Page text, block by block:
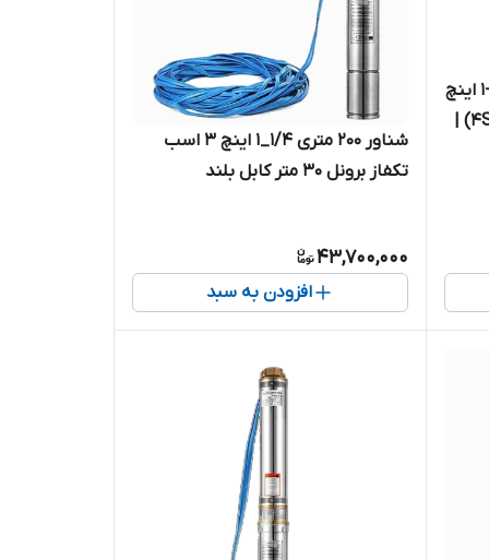
شناور کامل استیل ۷۳ متری 1/4-1 اینچ
استریم ۱ اسب تکفاز 4SDM4/10(IR) |
شناور ۲۰۰ متری ۱/۴_۱ اینچ ۳ اسب
تکفاز برونل ۳۰ متر کابل بلند
43,700,000
افزودن به سبد